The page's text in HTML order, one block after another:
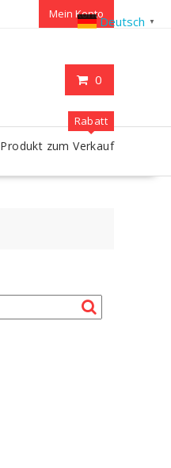
Mein Konto
0
Rabatt
Produkt zum Verkauf
Deutsch ▼